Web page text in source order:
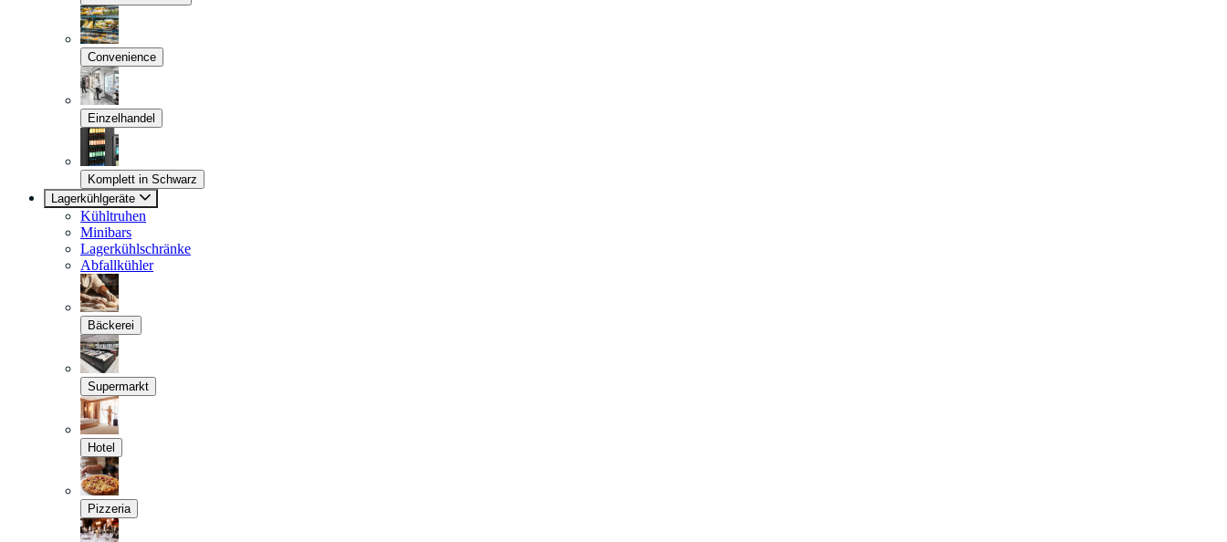
Convenience
Einzelhandel
Komplett in Schwarz
Lagerkühlgeräte
Kühltruhen
Minibars
Lagerkühlschränke
Abfallkühler
Bäckerei
Supermarkt
Hotel
Pizzeria